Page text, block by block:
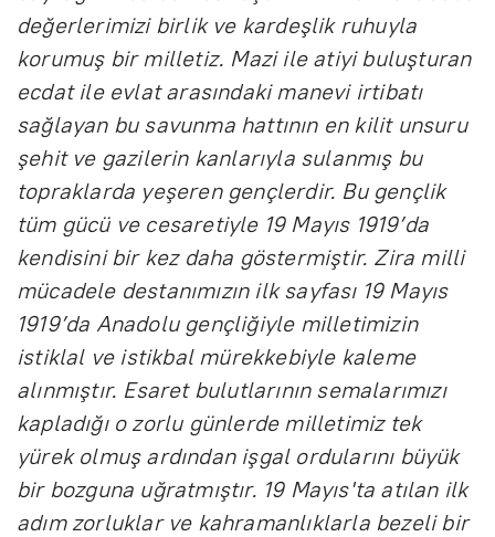
değerlerimizi birlik ve kardeşlik ruhuyla
korumuş bir milletiz. Mazi ile atiyi buluşturan
ecdat ile evlat arasındaki manevi irtibatı
sağlayan bu savunma hattının en kilit unsuru
şehit ve gazilerin kanlarıyla sulanmış bu
topraklarda yeşeren gençlerdir. Bu gençlik
tüm gücü ve cesaretiyle 19 Mayıs 1919’da
kendisini bir kez daha göstermiştir. Zira milli
mücadele destanımızın ilk sayfası 19 Mayıs
1919’da Anadolu gençliğiyle milletimizin
istiklal ve istikbal mürekkebiyle kaleme
alınmıştır. Esaret bulutlarının semalarımızı
kapladığı o zorlu günlerde milletimiz tek
yürek olmuş ardından işgal ordularını büyük
bir bozguna uğratmıştır. 19 Mayıs'ta atılan ilk
adım zorluklar ve kahramanlıklarla bezeli bir